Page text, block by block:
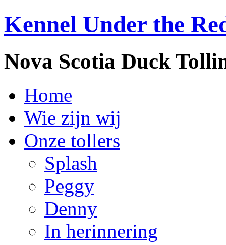
Kennel Under the
Nova Scotia Duck
Home
Wie zijn wij
Onze tollers
Splash
Peggy
Denny
In herinnering